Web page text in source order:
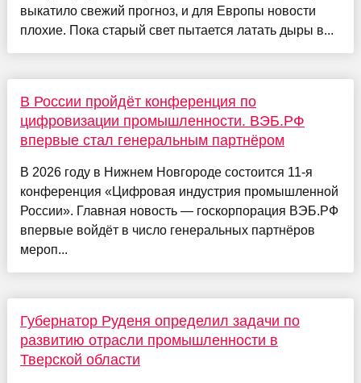
выкатило свежий прогноз, и для Европы новости
плохие. Пока старый свет пытается латать дыры в...
В России пройдёт конференция по
цифровизации промышленности. ВЭБ.РФ
впервые стал генеральным партнёром
В 2026 году в Нижнем Новгороде состоится 11-я
конференция «Цифровая индустрия промышленной
России». Главная новость — госкорпорация ВЭБ.РФ
впервые войдёт в число генеральных партнёров
мероп...
Губернатор Руденя определил задачи по
развитию отрасли промышленности в
Тверской области